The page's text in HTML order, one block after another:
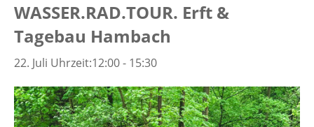
WASSER.RAD.TOUR. Erft &
Tagebau Hambach
22. Juli Uhrzeit:12:00- 15:30